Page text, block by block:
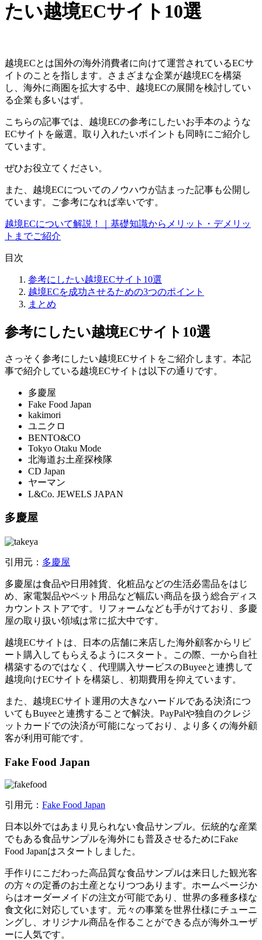
たい越境ECサイト10選
越境ECとは国外の海外消費者に向けて運営されているECサ
イトのことを指します。さまざまな企業が越境ECを構築
し、海外に商圏を拡大する中、越境ECの展開を検討してい
る企業も多いはず。
こちらの記事では、越境ECの参考にしたいお手本のような
ECサイトを厳選。取り入れたいポイントも同時にご紹介し
ています。
ぜひお役立てください。
また、越境ECについてのノウハウが詰まった記事も公開し
ています。ご参考になれば幸いです。
越境ECについて解説！｜基礎知識からメリット・デメリッ
トまでご紹介
目次
参考にしたい越境ECサイト10選
越境ECを成功させるための3つのポイント
まとめ
参考にしたい越境ECサイト10選
さっそく参考にしたい越境ECサイトをご紹介します。本記
事で紹介している越境ECサイトは以下の通りです。
多慶屋
Fake Food Japan
kakimori
ユニクロ
BENTO&CO
Tokyo Otaku Mode
北海道お土産探検隊
CD Japan
ヤーマン
L&Co. JEWELS JAPAN
多慶屋
引用元： 多慶屋
多慶屋は食品や日用雑貨、化粧品などの生活必需品をはじ
め、家電製品やペット用品など幅広い商品を扱う総合ディス
カウントストアです。リフォームなども手がけており、多慶
屋の取り扱い領域は常に拡大中です。
越境ECサイトは、日本の店舗に来店した海外顧客からリピ
ート購入してもらえるようにスタート。この際、一から自社
構築するのではなく、代理購入サービスのBuyeeと連携して
越境向けECサイトを構築し、初期費用を抑えています。
また、越境ECサイト運用の大きなハードルである決済につ
いてもBuyeeと連携することで解決。PayPalや独自のクレジ
ットカードでの決済が可能になっており、より多くの海外顧
客が利用可能です。
Fake Food Japan
引用元： Fake Food Japan
日本以外ではあまり見られない食品サンプル。伝統的な産業
でもある食品サンプルを海外にも普及させるためにFake
Food Japanはスタートしました。
手作りにこだわった高品質な食品サンプルは来日した観光客
の方々の定番のお土産となりつつあります。ホームページか
らはオーダーメイドの注文が可能であり、世界の多種多様な
食文化に対応しています。元々の事業を世界仕様にチューニ
ングし、オリジナル商品を作ることができる点が海外ユーザ
ーに人気です。